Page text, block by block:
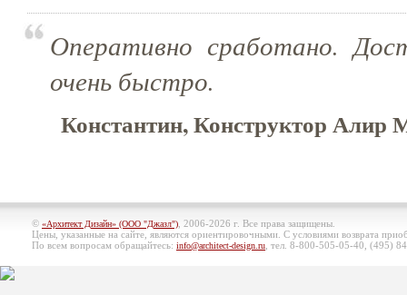
Оперативно сработано.
очень быстро.
Константин, Конструктор Алир
© «Архитект Дизайн» (ООО "Джазл") , 2006-2026 г. Все права защищены.
Цены, указанные на сайте, являются ориентировочными. С условиями возврата
По всем вопросам обращайтесь: info@architect-design.ru , тел. 8-800-505-05-40, (495)